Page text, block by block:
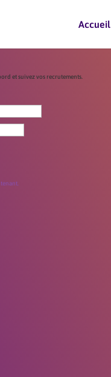
Accueil
et suivez vos recrutements.